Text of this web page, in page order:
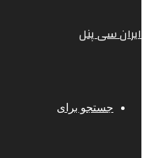
ایران سی پنل
جستجو برای